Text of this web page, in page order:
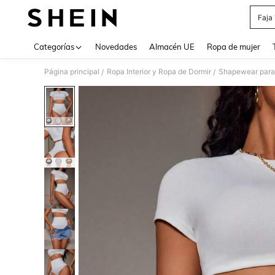
Faja
Categorías Novedades Almacén UE Ropa de mujer
Página principal / Ropa Interior y Ropa de Dormir / Shapewear